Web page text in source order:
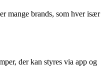
mange brands, som hver især
der kan styres via app og